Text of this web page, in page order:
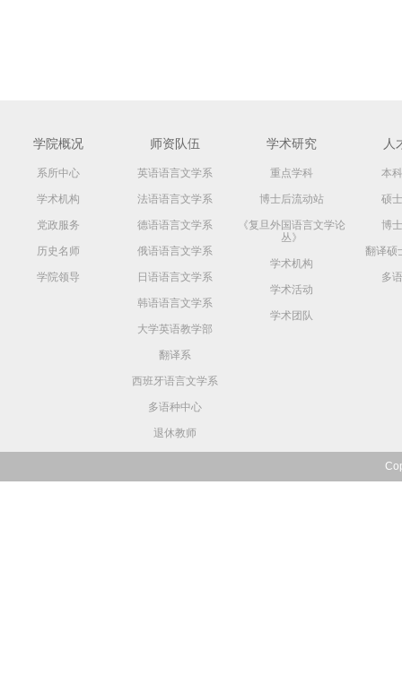
学院概况
系所中心
学术机构
党政服务
历史名师
学院领导
师资队伍
英语语言文学系
法语语言文学系
德语语言文学系
俄语语言文学系
日语语言文学系
韩语语言文学系
大学英语教学部
翻译系
西班牙语言文学系
多语种中心
退休教师
学术研究
重点学科
博士后流动站
《复旦外国语言文学论
丛》
学术机构
学术活动
学术团队
人
本
硕
博
翻译硕
多